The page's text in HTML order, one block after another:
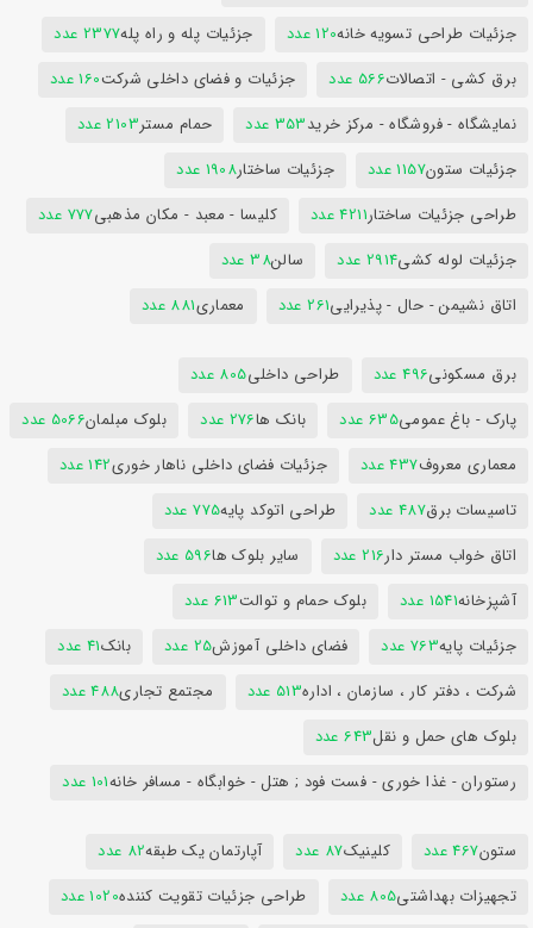
جزئیات طراحی تسویه خانه120 عدد جزئیات پله و راه پله2377 عدد
برق کشی - اتصالات566 عدد جزئیات و فضای داخلی شرکت160 عدد
نمایشگاه - فروشگاه - مرکز خرید353 عدد حمام مستر2103 عدد
جزئیات ستون1157 عدد جزئیات ساختار1908 عدد
طراحی جزئیات ساختار4211 عدد کلیسا - معبد - مکان مذهبی777 عدد
جزئیات لوله کشی2914 عدد سالن38 عدد
اتاق نشیمن - حال - پذیرایی261 عدد معماری881 عدد
برق مسکونی496 عدد طراحی داخلی805 عدد
پارک - باغ عمومی635 عدد بانک ها276 عدد بلوک مبلمان5066 عدد
معماری معروف437 عدد جزئیات فضای داخلی ناهار خوری142 عدد
تاسیسات برق487 عدد طراحی اتوکد پایه775 عدد
اتاق خواب مستر دار216 عدد سایر بلوک ها596 عدد
آشپزخانه1541 عدد بلوک حمام و توالت613 عدد
جزئیات پایه763 عدد فضای داخلی آموزش25 عدد بانک41 عدد
شرکت ، دفتر کار ، سازمان ، اداره513 عدد مجتمع تجاری488 عدد
بلوک های حمل و نقل643 عدد
رستوران - غذا خوری - فست فود ; هتل - خوابگاه - مسافر خانه101 عدد
ستون467 عدد کلینیک87 عدد آپارتمان یک طبقه82 عدد
تجهیزات بهداشتی805 عدد طراحی جزئیات تقویت کننده1020 عدد